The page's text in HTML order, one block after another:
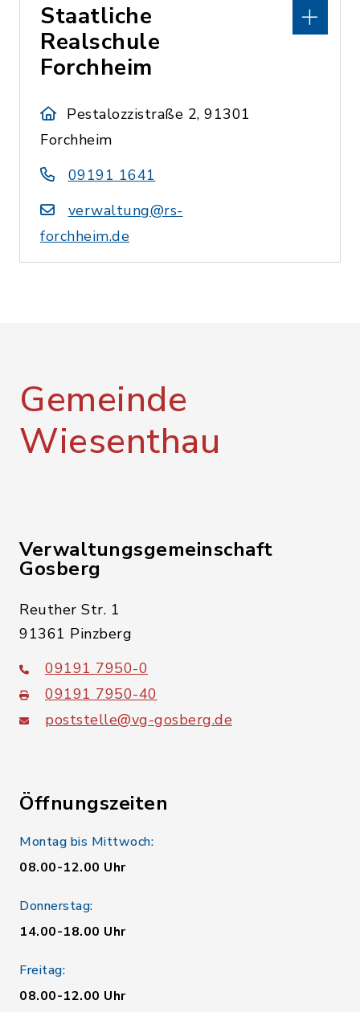
Staatliche
Realschule
Forchheim
Pestalozzistraße 2, 91301
Forchheim
09191 1641
verwaltung@rs-
forchheim.de
Gemeinde
Wiesenthau
Verwaltungsgemeinschaft
Gosberg
Reuther Str. 1
91361 Pinzberg
09191 7950-0
09191 7950-40
poststelle@vg-gosberg.de
Öffnungszeiten
Montag bis Mittwoch:
08.00-12.00 Uhr
Donnerstag:
14.00-18.00 Uhr
Freitag:
08.00-12.00 Uhr